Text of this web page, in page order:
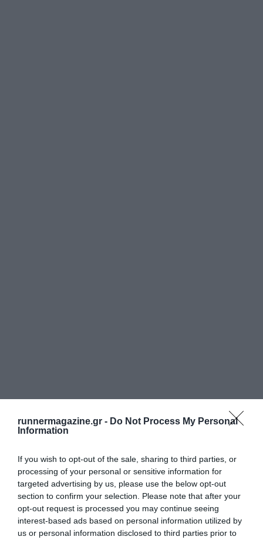
runnermagazine.gr - Do Not Process My Personal
Information
If you wish to opt-out of the sale, sharing to third parties, or
processing of your personal or sensitive information for
targeted advertising by us, please use the below opt-out
section to confirm your selection. Please note that after your
opt-out request is processed you may continue seeing
interest-based ads based on personal information utilized by
us or personal information disclosed to third parties prior to